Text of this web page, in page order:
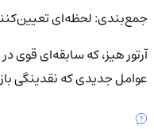
جمع‌بندی: لحظه‌ای
آرتور هیز، که سابقه‌ای قوی
عوامل جدیدی که نقدینگی